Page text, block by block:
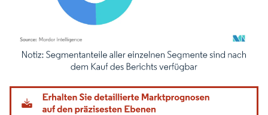
Bild © Mordor Intelligence. Wiederverwendung erfordert Namensnennung